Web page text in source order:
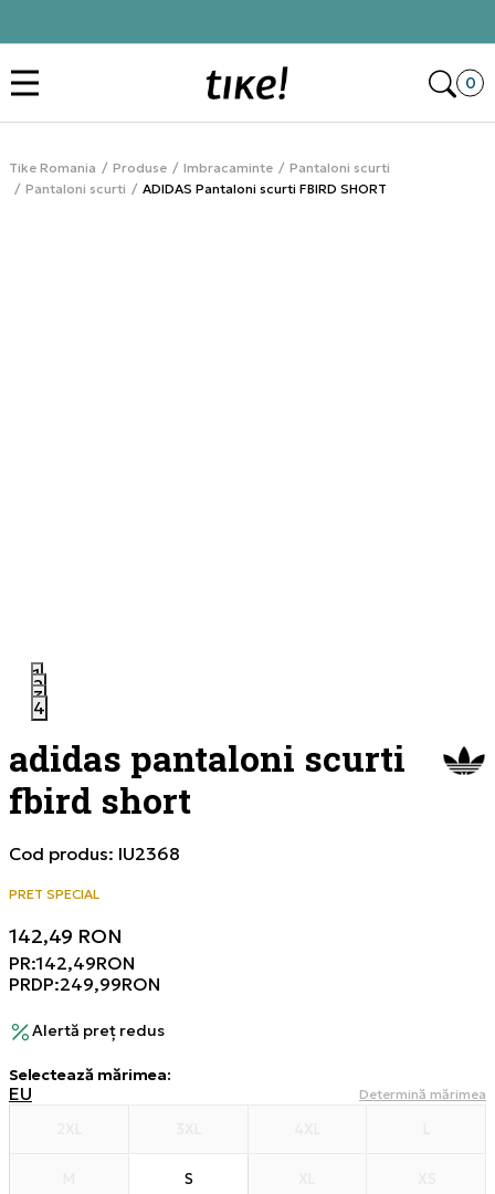
0
Tike Romania Produse Imbracaminte
Pantaloni scurti
Pantaloni scurti
ADIDAS Pantaloni scurti FBIRD SHORT
1
2
3
4
adidas pantaloni scurti
fbird short
Cod produs: IU2368
PRET SPECIAL
142,49 RON
PR:142,49RON
PRDP:249,99RON
Alertă preț redus
Selectează mărimea:
EU Determină mărimea
S